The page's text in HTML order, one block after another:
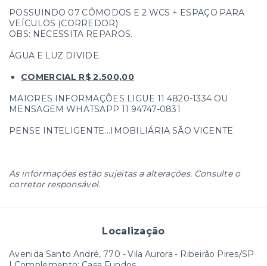
POSSUINDO 07 CÔMODOS E 2 WCS + ESPAÇO PARA
VEÍCULOS (CORREDOR)
OBS: NECESSITA REPAROS.
ÁGUA E LUZ DIVIDE.
COMERCIAL R$ 2.500,00
MAIORES INFORMAÇÕES LIGUE 11 4820-1334 OU
MENSAGEM WHATSAPP 11 94747-0831
PENSE INTELIGENTE...IMOBILIÁRIA SÃO VICENTE
As informações estão sujeitas a alterações. Consulte o
corretor responsável.
Localização
Avenida Santo André, 770 - Vila Aurora - Ribeirão Pires/SP